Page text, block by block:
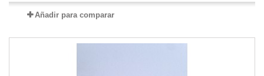
Añadir para comparar